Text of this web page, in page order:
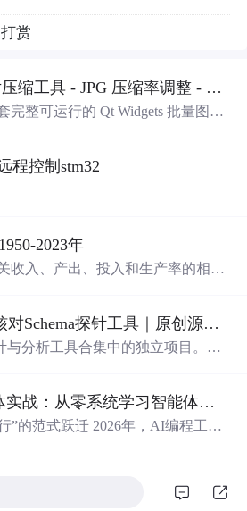
打赏
Qt C++ 批量图片压缩工具 - JPG 压缩率调整 - 批量修改分辨率 - 本地图片批处理（源码）
完整可运行的 Qt Widgets 批量图片
件夹内所有 JPG/PNG 图像，可自
节 JPG0~100 区间压缩质量，自
人群 Qt/C++ 零基础初学者，学习
目录遍历、UI 交互开发； 需要本
、设计、自媒体从业者； 想要学习
批量压缩配图，降低图片体积节省
批量统一图片尺寸，批量轻量化相
：QFileDialog 文件选择、QDir 文
格式化转换全套 Qt 图像开发实战
单 双模式导入图片：手动多选单张
夹全部图片； 自定义输出宽高分
录，批量生成压缩后的图片文件；
度，循环中刷新界面，程序不会假
程控制stm32
2023年
。 数据名称：佩恩表
：1950-2023年
报告与PPT数字核对Schema探针工具｜原创源码+测试+离线报告
与分析工具合集中的独立项目。每
行效果图、README、运行说明、
声明。零第三方运行依赖，不包含
或启动静态服务器打开 index.html。
完结Codex智能体实战：从零系统学习智能体应用
”的范式跃迁 2026年，AI编程工具
我们是“执行者”。如今，以Open
代智能体平台，已经彻底打破了这